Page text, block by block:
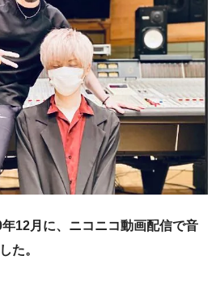
12月に、ニコニコ動画配信で音
た。